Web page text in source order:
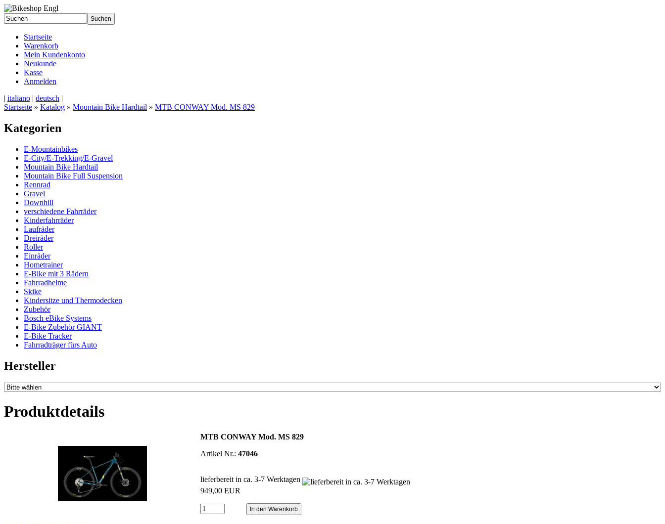
Startseite
Warenkorb
Mein Kundenkonto
Neukunde
Kasse
Anmelden
| italiano | deutsch |
Startseite » Katalog » Mountain Bike Hardtail » MTB CONWAY Mod. MS 829
Kategorien
E-Mountainbikes
E-City/E-Trekking/E-Gravel
Mountain Bike Hardtail
Mountain Bike Full Suspension
Rennrad
Gravel
Downhill
verschiedene Fahrräder
Kinderfahrräder
Laufräder
Dreiräder
Roller
Einräder
Hometrainer
E-Bike mit 3 Rädern
Fahrradhelme
Skike
Kindersitze und Thermodecken
Zubehör
Bosch eBike Systems
E-Bike Zubehör GIANT
E-Bike Tracker
Fahrradträger fürs Auto
Hersteller
Produktdetails
MTB CONWAY Mod. MS 829
Artikel Nr.: 47046
lieferbereit in ca. 3-7 Werktagen
949,00 EUR